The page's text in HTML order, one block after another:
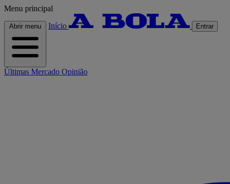
Menu principal
Abrir menu Início Entrar
Últimas Mercado Opinião